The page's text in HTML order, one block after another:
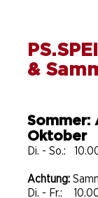
&
Sommer:
Oktober
Di. - So.:
Achtung:
Di. - Fr.: